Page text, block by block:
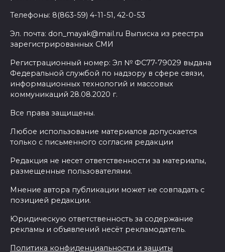
Телефоны: 8(863-59) 4-11-51, 42-0-53
Эл. почта: don_mayak@mail.ru Выписка из реестра
зарегистрированных СМИ
Регистрационный номер: Эл № ФС77-79029 выдана
Федеральной службой по надзору в сфере связи,
информационных технологий и массовых
коммуникаций 28.08.2020 г.
Все права защищены.
Любое использование материалов допускается
только с письменного согласия редакции
Редакция не несет ответственности за материалы,
размещенные пользователями.
Мнение автора публикации может не совпадать с
позицией редакции.
Юридическую ответственность за содержание
рекламы и объявлений несёт рекламодатель.
Политика конфиденциальности и защиты